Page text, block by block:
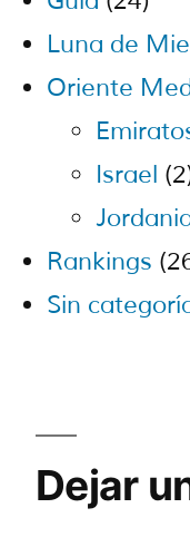
Luna de
Oriente
Israel
Rankings
Sin
Dejar